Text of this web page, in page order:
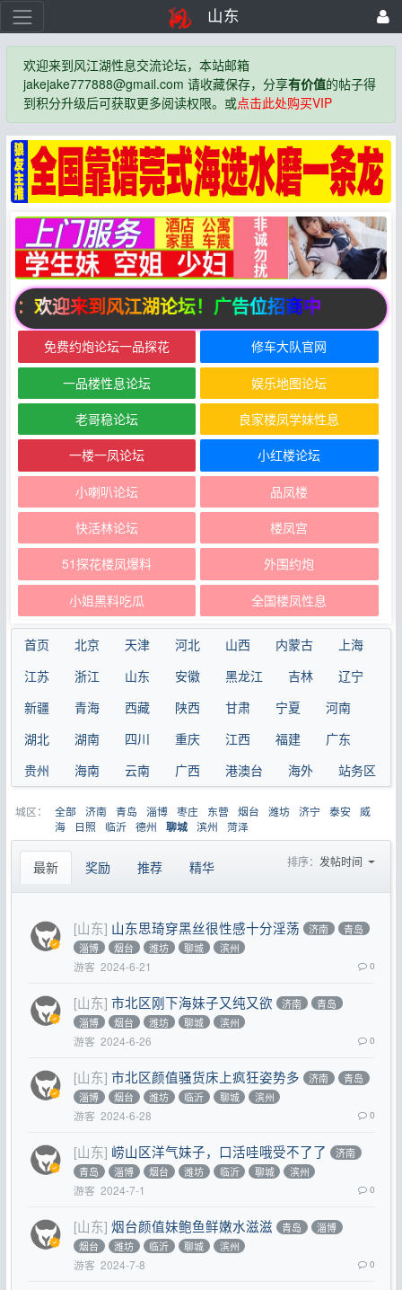
山东
欢迎来到风江湖性息交流论坛，本站邮箱
jakejake777888@gmail.com 请收藏保存，分享有价值的帖子得
到积分升级后可获取更多阅读权限。或点击此处购买VIP
欢迎来到风江湖论坛！广告位招商中
免费约炮论坛一品探花 修车大队官网
一品楼性息论坛 娱乐地图论坛
老哥稳论坛 良家楼凤学妹性息
一楼一凤论坛 小红楼论坛
小喇叭论坛 品凤楼
快活林论坛 楼凤宫
51探花楼凤爆料 外围约炮
小姐黑料吃瓜 全国楼凤性息
首页 北京 天津 河北 山西 内蒙古
上海
江苏
浙江 山东 安徽 黑龙江 吉林
辽宁
新疆
青海 西藏 陕西 甘肃 宁夏
河南
湖北
湖南 四川 重庆 江西 福建
广东
贵州
海南 云南 广西 港澳台 海外 站务区
城区： 全部 济南 青岛 淄博 枣庄 东营 烟台 潍坊 济宁 泰安
威
海
日照 临沂 德州 聊城 滨州 菏泽
最新 奖励 推荐 精华 排序： 发帖时间
[山东] 山东思琦穿黑丝很性感十分淫荡 济南
青岛
淄博
烟台 潍坊 聊城 滨州
游客 2024-6-21 0
[山东] 市北区刚下海妹子又纯又欲 济南
青岛
淄博
烟台 潍坊 聊城 滨州
游客 2024-6-26 0
[山东] 市北区颜值骚货床上疯狂姿势多 济南
青岛
淄博
烟台 潍坊 临沂 聊城 滨州
游客 2024-6-28 0
[山东] 崂山区洋气妹子，口活哇哦受不了了
济南
青岛
淄博 烟台 潍坊 临沂 聊城 滨州
游客 2024-7-1 0
[山东] 烟台颜值妹鲍鱼鲜嫩水滋滋 青岛
淄博
烟台
潍坊 临沂 聊城 滨州
游客 2024-7-8 0